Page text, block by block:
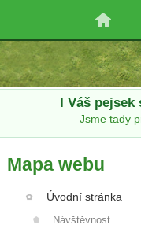
I Váš
Jsme tady
Mapa webu
Úvodní stránka
Návštěvnost